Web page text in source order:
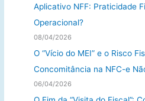
a
r
p
o
r
:
Aplicativo NFF: Praticidade
Operacional?
08/04/2026
O “Vício do MEI” e o Risco
Concomitância na NFC-e
06/04/2026